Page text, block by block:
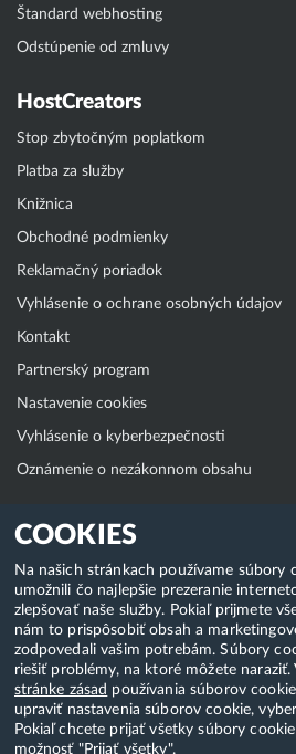
COOKIES
Na našich stránkach používame súbory
umožnili čo najlepšie prezeranie
zlepšovať naše služby. Pokiaľ prijmete
nám to prispôsobiť obsah a
zodpovedali vašim potrebám. Súbory
riešiť problémy, na ktoré môžete naraziť.
stránke zásad používania súborov
upraviť nastavenia súborov cookie,
Pokiaľ chcete prijať všetky súbory
možnosť "Prijať všetky".
Štandard webhosting
Odstúpenie od zmluvy
HostCreators
Stop zbytočným poplatkom
Platba za služby
Knižnica
Obchodné podmienky
Reklamačný poriadok
Vyhlásenie o ochrane osobných údajov
Kontakt
Partnerský program
Nastavenie cookies
Vyhlásenie o kyberbezpečnosti
Oznámenie o nezákonnom obsahu
Klientská zóna
WebAdmin
WebMail
Zmena hesla (E-mail, FTP, SSH)
Webhosting
Domény